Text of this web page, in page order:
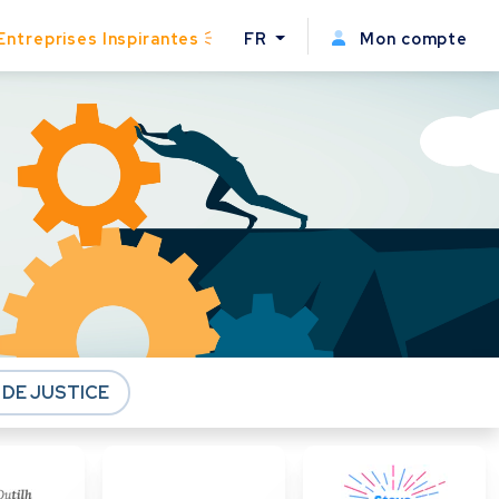
Inspirantes FR Mon compte
JUSTICE